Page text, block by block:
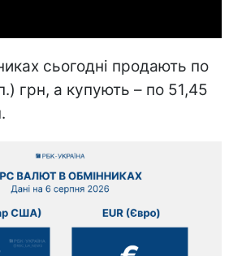
сьогодні продають по
грн, а купують – по 51,45